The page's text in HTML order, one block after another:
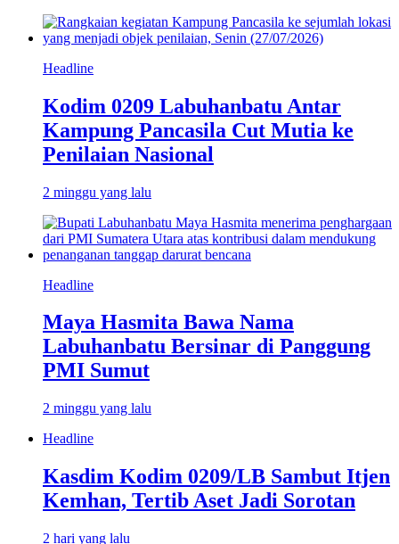
Headline
Kodim 0209 Labuhanbatu Antar
Kampung Pancasila Cut Mutia ke
Penilaian Nasional
2 minggu yang lalu
Headline
Maya Hasmita Bawa Nama
Labuhanbatu Bersinar di Panggung
PMI Sumut
2 minggu yang lalu
Headline
Kasdim Kodim 0209/LB Sambut Itjen
Kemhan, Tertib Aset Jadi Sorotan
2 hari yang lalu